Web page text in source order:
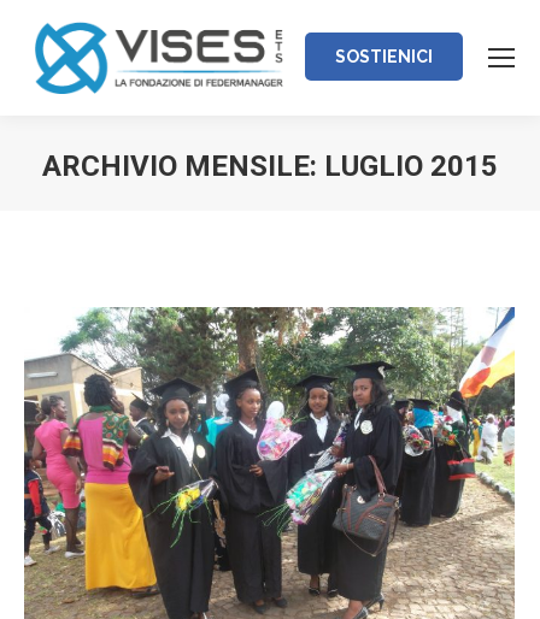
SOSTIENICI
ARCHIVIO MENSILE: LUGLIO 2015